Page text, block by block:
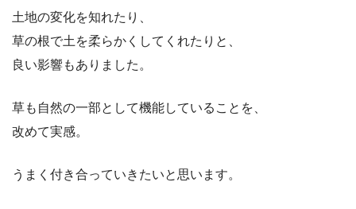
土地の変化を知れたり、
草の根で土を柔らかくしてくれたりと、
良い影響もありました。
草も自然の一部として機能していることを、
改めて実感。
うまく付き合っていきたいと思います。